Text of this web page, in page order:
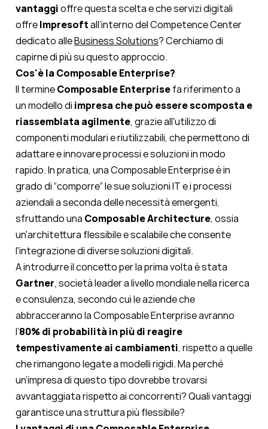
vantaggioffre questa scelta e che servizi digitali
offreImpresoftall’interno del Competence Center
dedicato alleBusiness Solutions? Cerchiamo di
capirne di più su questo approccio.
Cos'è la Composable Enterprise?
Il termineComposable Enterprisefa riferimento a
un modello di impresa che può essere scomposta e
riassemblata agilmente, grazie all'utilizzo di
componenti modulari e riutilizzabili, che permettono di
adattare e innovare processi e soluzioni in modo
rapido. In pratica, unaComposable Enterpriseè in
grado di “comporre” le sue soluzioni IT e i processi
aziendali a seconda delle necessità emergenti,
sfruttando una Composable Architecture, ossia
un'architettura flessibile e scalabile che consente
l'integrazione di diverse soluzioni digitali.
A introdurre il concetto per la prima volta è stata
Gartner, società leader a livello mondiale nella ricerca
e consulenza, secondo cui le aziende che
abbracceranno laComposable Enterpriseavranno
l’80% di probabilità in più di reagire
tempestivamente ai cambiamenti, rispetto a quelle
che rimangono legate a modelli rigidi. Ma perché
un’impresa di questo tipo dovrebbe trovarsi
avvantaggiata rispetto ai concorrenti? Quali vantaggi
garantisce una struttura più flessibile?